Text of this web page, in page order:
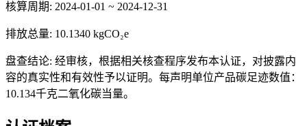
核算周期: 2024-01-01 ~ 2024-12-31
排放总量: 10.1340 kgCO₂e
盘查结论: 经审核，根据相关核查程序发布本认证，对披露内
容的真实性和有效性予以证明。每声明单位产品碳足迹数值：
10.134千克二氧化碳当量。